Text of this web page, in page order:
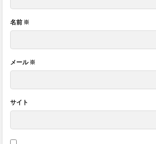
名前 ※
メール※
サイト